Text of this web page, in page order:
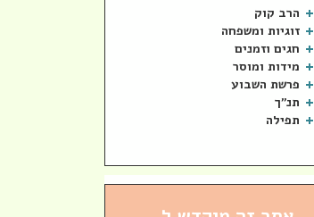
הרב קוק
זוגיות ומשפחה
חגים וזמנים
מידות ומוסר
פרשת השבוע
תנ"ך
תפילה